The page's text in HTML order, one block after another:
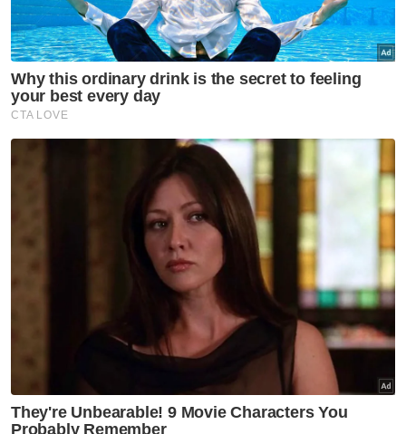
Pengundi DUN Nenggiri pilih wakil rakyat baharu hari
ini
Penduduk, Faiz Mohamed, 28, memberitahu,
masalah itu sudah lama berlanjutan sehingga
memaksa mereka menaiki bukit berhampiran
jika ingin mengakses internet.
"Kami berharap wakil rakyat yang dipilih pada
PRK kali ini akan memberi banyak berita
gembira kepada penduduk, terutama dari
segi kemudahan," katanya.